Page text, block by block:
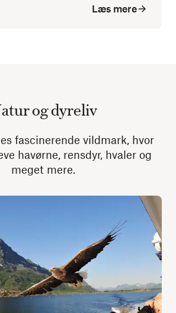
Læs mere
og dyreliv
fascinerende vildmark, hvor
havørne, rensdyr, hvaler og
meget mere.